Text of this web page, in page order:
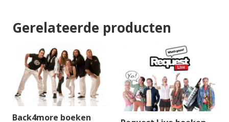
Gerelateerde producten
Back4more boeken